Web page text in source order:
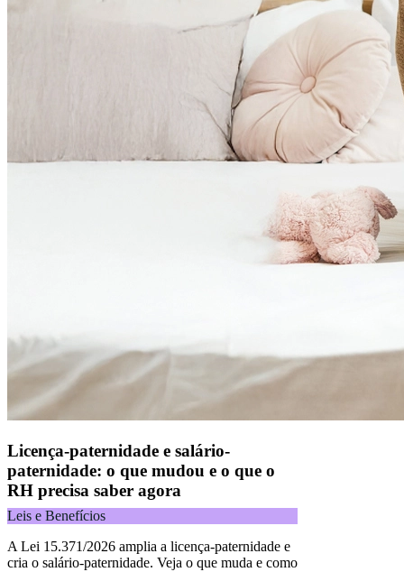
Licença-paternidade e salário-
paternidade: o que mudou e o que o
RH precisa saber agora
Leis e Benefícios
A Lei 15.371/2026 amplia a licença-paternidade e
cria o salário-paternidade. Veja o que muda e como